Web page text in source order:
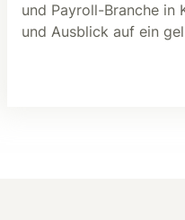
und Payroll-Branche in
und Ausblick auf ein